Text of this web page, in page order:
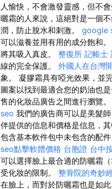
人愉快，不會激發靈感，但不
曬霜的人來說，這絕對是一個
潤，防止脫水和刺激。 google
可以滋養並用有用的成分飽和。
將其吸入真皮。 整復所 記帳士
線的完全保護。 外國人在台灣
象。 凝膠霜具有啞光效果，並
圖案以找到最適合您的奶油也
售的化妝品廣告之間進行瀏覽。
seo 我們的廣告商可以是美髮
伴提供的信息和價格是信息，
包含基本軟件包中未包含的配
seo點擊軟體價格 台胞證 台中
可以選擇臉上最合適的防曬霜（
受化妝的限制。 整骨院的奇妙
在臉上，而對於防曬霜也是如